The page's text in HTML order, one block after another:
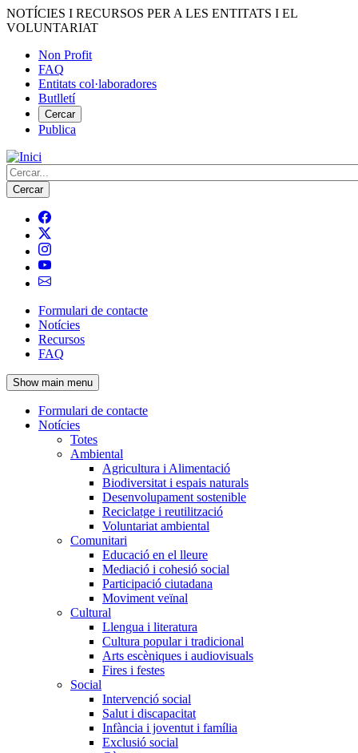
Vés
al
NOTÍCIES I RECURSOS PER A LES ENTITATS I EL
VOLUNTARIAT
Menú
del
compte
d'usuari
Non Profit
FAQ
Entitats col·laboradores
Butlletí
Cercar
Publica
Cerca
Navegació
principal
de
l'encapçalament
Formulari de contacte
Notícies
Recursos
FAQ
Show main menu
Navegació
principal
Formulari de contacte
Notícies
Totes
Ambiental
Agricultura i Alimentació
Biodiversitat i espais naturals
Desenvolupament sostenible
Reciclatge i reutilització
Voluntariat ambiental
Comunitari
Educació en el lleure
Mediació i cohesió social
Participació ciutadana
Moviment veïnal
Cultural
Llengua i literatura
Cultura popular i tradicional
Arts escèniques i audiovisuals
Fires i festes
Social
Intervenció social
Salut i discapacitat
Infància i joventut i família
Exclusió social